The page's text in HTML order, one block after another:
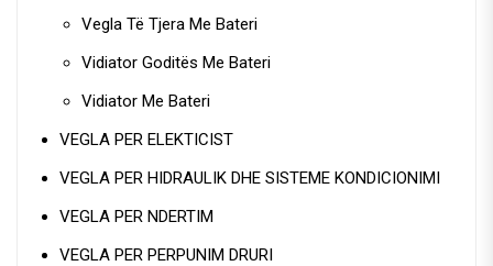
Vegla Të Tjera Me Bateri
Vidiator Goditës Me Bateri
Vidiator Me Bateri
VEGLA PER ELEKTICIST
VEGLA PER HIDRAULIK DHE SISTEME KONDICIONIMI
VEGLA PER NDERTIM
VEGLA PER PERPUNIM DRURI